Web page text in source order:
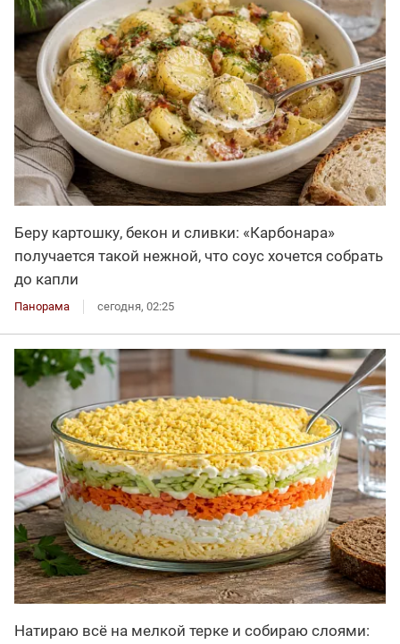
Беру картошку, бекон и сливки: «Карбонара»
получается такой нежной, что соус хочется собрать
до капли
Панорама сегодня, 02:25
Натираю всё на мелкой терке и собираю слоями: